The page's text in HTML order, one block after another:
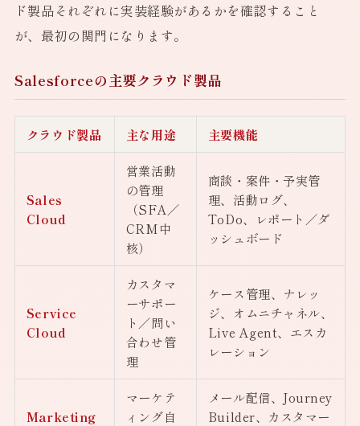
ド製品それぞれに実装経験があるかを確認すること
が、最初の関門になります。
Salesforceの主要クラウド製品
クラウド製品 主な用途 主要機能
Sales
Cloud
営業活動
の管理
（SFA／
CRM中
核）
商談・案件・予実管
理、活動ログ、
ToDo、レポート／ダ
ッシュボード
Service
Cloud
カスタマ
ーサポー
ト／問い
合わせ管
理
ケース管理、ナレッ
ジ、オムニチャネル、
Live Agent、エスカ
レーション
Marketing
マーケテ
ィング自
メール配信、Journey
Builder、カスタマー